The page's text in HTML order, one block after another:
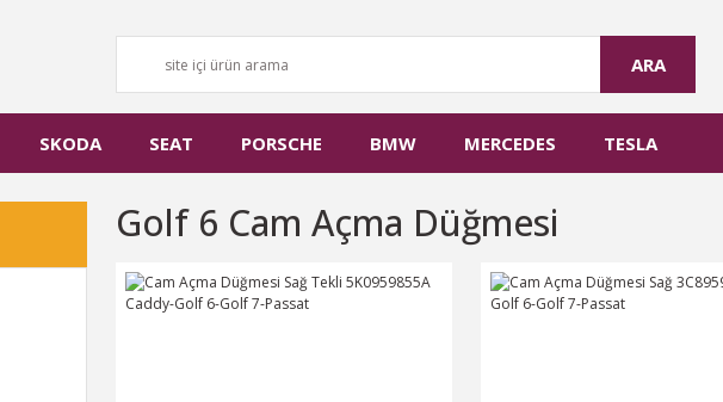
ARA
SKODA SEAT PORSCHE BMW MERCEDES TESLA
Golf 6 Cam Açma Düğmesi